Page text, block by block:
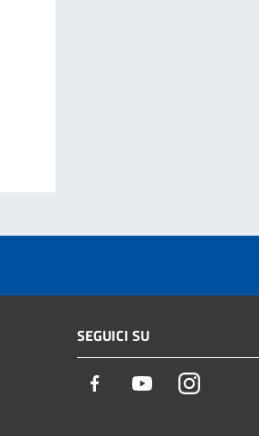
SEGUICI SU
Facebook YoutubeInstagram